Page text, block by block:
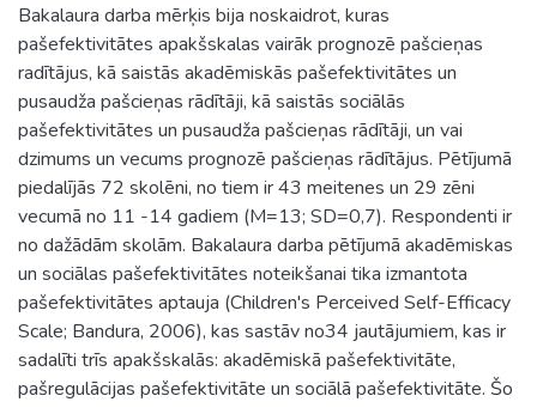
Bakalaura darba mērķis bija noskaidrot, kuras
pašefektivitātes apakšskalas vairāk prognozē pašcieņas
radītājus, kā saistās akadēmiskās pašefektivitātes un
pusaudža pašcieņas rādītāji, kā saistās sociālās
pašefektivitātes un pusaudža pašcieņas rādītāji, un vai
dzimums un vecums prognozē pašcieņas rādītājus. Pētījumā
piedalījās 72 skolēni, no tiem ir 43 meitenes un 29 zēni
vecumā no 11 -14 gadiem (M=13; SD=0,7). Respondenti ir
no dažādām skolām. Bakalaura darba pētījumā akadēmiskas
un sociālas pašefektivitātes noteikšanai tika izmantota
pašefektivitātes aptauja (Children's Perceived Self-Efficacy
Scale; Bandura, 2006), kas sastāv no34 jautājumiem, kas ir
sadalīti trīs apakšskalās: akadēmiskā pašefektivitāte,
pašregulācijas pašefektivitāte un sociālā pašefektivitāte. Šo